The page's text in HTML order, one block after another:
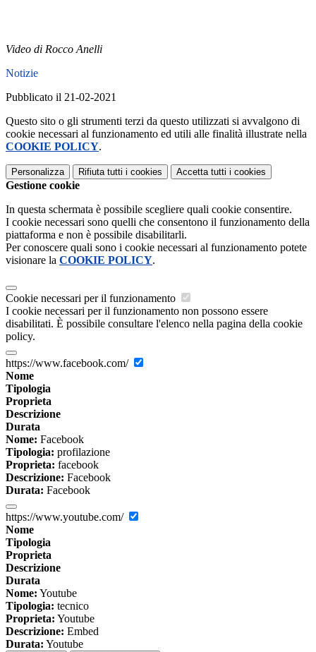
Video di Rocco Anelli
Notizie
Pubblicato il 21-02-2021
Questo sito o gli strumenti terzi da questo utilizzati si avvalgono di
cookie necessari al funzionamento ed utili alle finalità illustrate nella
COOKIE POLICY.
Personalizza Rifiuta tutti i cookies Accetta tutti i cookies
Gestione cookie
In questa schermata è possibile scegliere quali cookie consentire.
I cookie necessari sono quelli che consentono il funzionamento della
piattaforma e non è possibile disabilitarli.
Per conoscere quali sono i cookie necessari al funzionamento potete
visionare la COOKIE POLICY.
Cookie necessari per il funzionamento
I cookie necessari per il funzionamento non possono essere
disabilitati. È possibile consultare l'elenco nella pagina della cookie
policy.
https://www.facebook.com/
Nome
Tipologia
Proprieta
Descrizione
Durata
Nome: Facebook
Tipologia: profilazione
Proprieta: facebook
Descrizione: Facebook
Durata: Facebook
https://www.youtube.com/
Nome
Tipologia
Proprieta
Descrizione
Durata
Nome: Youtube
Tipologia: tecnico
Proprieta: Youtube
Descrizione: Embed
Durata: Youtube